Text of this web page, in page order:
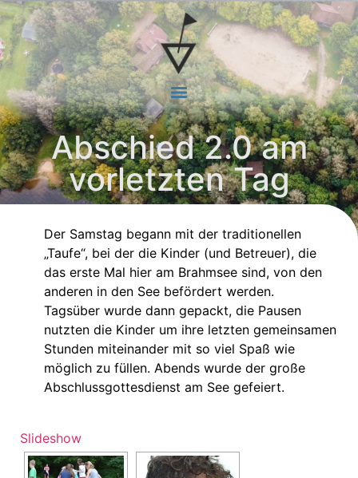
Abschied 2.0 am
vorletzten Tag
Der Samstag begann mit der traditionellen
„Taufe“, bei der die Kinder (und Betreuer), die
das erste Mal hier am Brahmsee sind, von den
anderen in den See befördert werden.
Tagsüber wurde dann gepackt, die Pausen
nutzten die Kinder um ihre letzten gemeinsamen
Stunden miteinander mit so viel Spaß wie
möglich zu füllen. Abends wurde der große
Abschlussgottesdienst am See gefeiert.
Slideshow